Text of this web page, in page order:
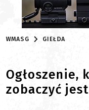
WMASG GIEŁDA
Ogłoszenie,
zobaczyć